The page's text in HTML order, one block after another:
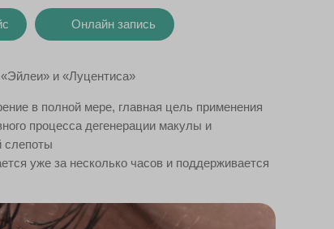
и «Луцентиса»
в полной мере, главная цель применения
процесса дегенерации макулы и
слепоты
уже за несколько часов и поддерживается
Онлайн запись